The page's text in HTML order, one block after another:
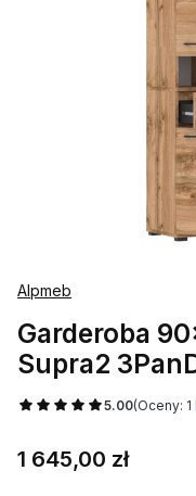
Alpmeb
Garderoba
Supra2
5.00(Oceny: 1
Cena
1 645,00 zł